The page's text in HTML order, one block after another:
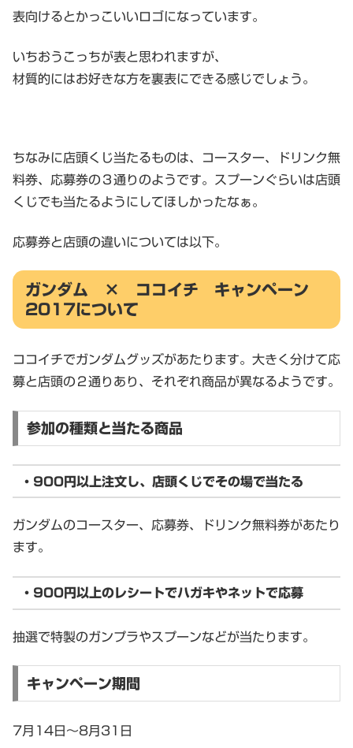
表向けるとかっこいいロゴになっています。
いちおうこっちが表と思われますが、
材質的にはお好きな方を裏表にできる感じでしょう。
ちなみに店頭くじ当たるものは、コースター、ドリンク無
料券、応募券の３通りのようです。スプーンぐらいは店頭
くじでも当たるようにしてほしかったなぁ。
応募券と店頭の違いについては以下。
ガンダム × ココイチ キャンペーン
2017について
ココイチでガンダムグッズがあたります。大きく分けて応
募と店頭の２通りあり、それぞれ商品が異なるようです。
参加の種類と当たる商品
・900円以上注文し、店頭くじでその場で当たる
ガンダムのコースター、応募券、ドリンク無料券があたり
ます。
・900円以上のレシートでハガキやネットで応募
抽選で特製のガンプラやスプーンなどが当たります。
キャンペーン期間
7月14日〜8月31日